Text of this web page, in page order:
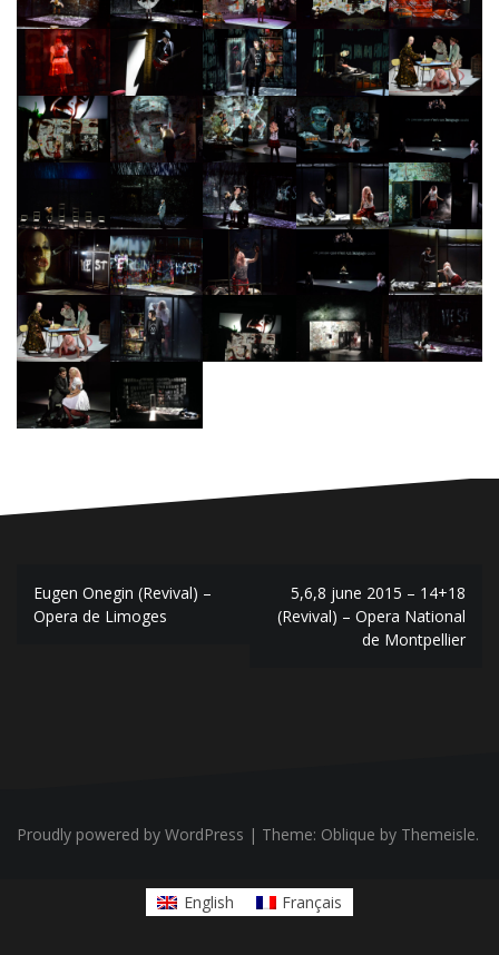
Post
navigation
Eugen Onegin (Revival) –
Opera de Limoges
5,6,8 june 2015 – 14+18
(Revival) – Opera National
de Montpellier
Proudly powered by WordPress | Theme: Oblique by Themeisle.
English Français